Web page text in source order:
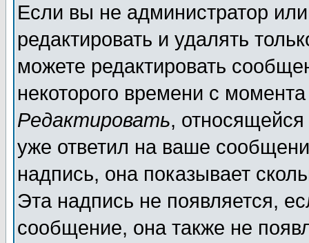
Если вы не администратор
редактировать и удалять
можете редактировать
некоторого времени с
Редактировать,
уже ответил на ваше
надпись, она показывает
Эта надпись не появляется,
сообщение, она также не